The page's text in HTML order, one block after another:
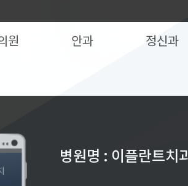
원 안과 정신과
병원명 : 이플란트치